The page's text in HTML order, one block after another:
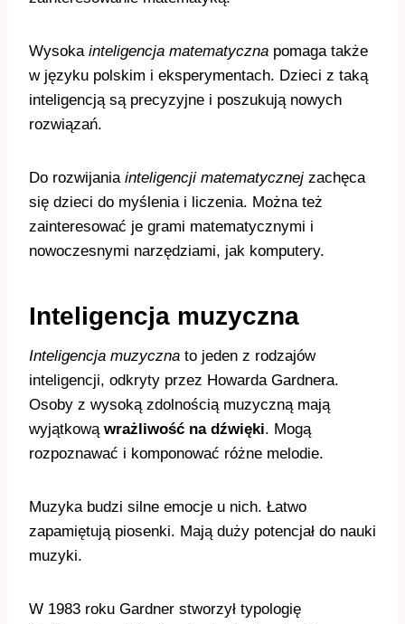
Wysoka inteligencja matematyczna pomaga także
w języku polskim i eksperymentach. Dzieci z taką
inteligencją są precyzyjne i poszukują nowych
rozwiązań.
Do rozwijania inteligencji matematycznej zachęca
się dzieci do myślenia i liczenia. Można też
zainteresować je grami matematycznymi i
nowoczesnymi narzędziami, jak komputery.
Inteligencja muzyczna
Inteligencja muzyczna to jeden z rodzajów
inteligencji, odkryty przez Howarda Gardnera.
Osoby z wysoką zdolnością muzyczną mają
wyjątkową wrażliwość na dźwięki. Mogą
rozpoznawać i komponować różne melodie.
Muzyka budzi silne emocje u nich. Łatwo
zapamiętują piosenki. Mają duży potencjał do nauki
muzyki.
W 1983 roku Gardner stworzył typologię